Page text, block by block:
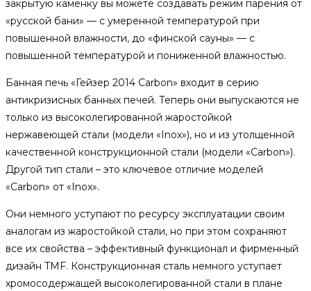
закрытую каменку вы можете создавать режим парения от
«русской бани» — с умеренной температурой при
повышенной влажности, до «финской сауны» — с
повышенной температурой и пониженной влажностью.
Банная печь «Гейзер 2014 Carbon» входит в серию
антикризисных банных печей. Теперь они выпускаются не
только из высоколегированной жаростойкой
нержавеющей стали (модели «Inox»), но и из утолщенной
качественной конструкционной стали (модели «Carbon»).
Другой тип стали – это ключевое отличие моделей
«Carbon» от «Inox».
Они немного уступают по ресурсу эксплуатации своим
аналогам из жаростойкой стали, но при этом сохраняют
все их свойства – эффективный функционал и фирменный
дизайн TMF. Конструкционная сталь немного уступает
хромосодержащей высоколегированной стали в плане